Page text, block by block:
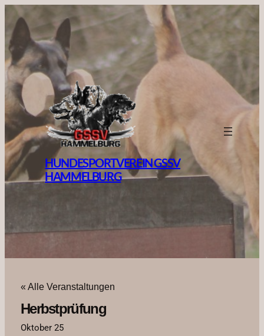
HUNDESPORTVEREIN GSSV
HAMMELBURG
« Alle Veranstaltungen
Herbstprüfung
Oktober 25